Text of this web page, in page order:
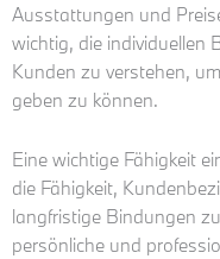
Ausstattungen und
wichtig, die individuellen
Kunden zu verstehen,
geben zu können.
Eine wichtige Fähigkeit
die Fähigkeit,
langfristige Bindungen
persönliche und